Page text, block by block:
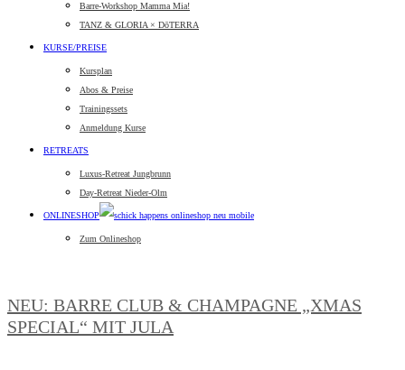
Barre-Workshop Mamma Mia!
TANZ & GLORIA × DōTERRA
KURSE/PREISE
Kursplan
Abos & Preise
Trainingssets
Anmeldung Kurse
RETREATS
Luxus-Retreat Jungbrunn
Day-Retreat Nieder-Olm
ONLINESHOP
Zum Onlineshop
NEU: BARRE CLUB & CHAMPAGNE „XMAS
SPECIAL“ MIT JULA